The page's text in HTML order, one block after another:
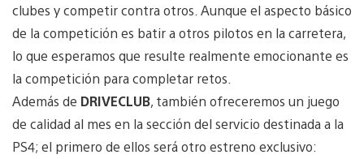
clubes y competir contra otros. Aunque el aspecto básico
de la competición es batir a otros pilotos en la carretera,
lo que esperamos que resulte realmente emocionante es
la competición para completar retos.
Además de DRIVECLUB, también ofreceremos un juego
de calidad al mes en la sección del servicio destinada a la
PS4; el primero de ellos será otro estreno exclusivo: